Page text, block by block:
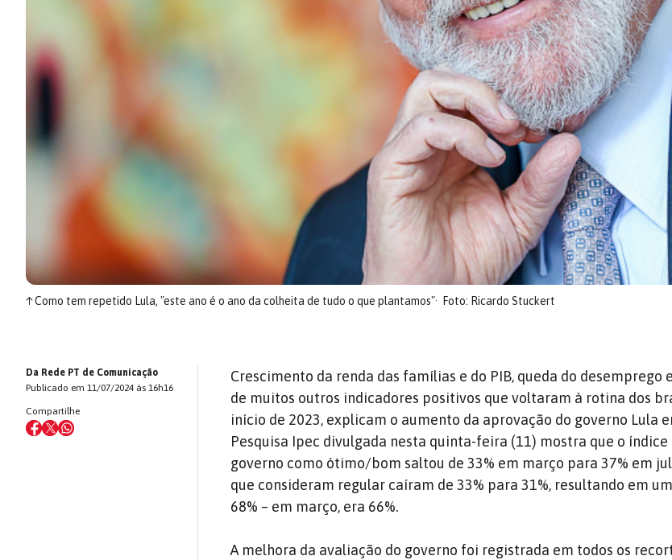
↑Como tem repetido Lula, "este ano é o ano da colheita de tudo o que plantamos" Foto: Ricardo Stuckert
Da Rede PT de Comunicação
Publicado em 11/07/2024 às 16h16
Compartilhe
Crescimento da renda das famílias e do PIB, queda do desemprego
de muitos outros indicadores positivos que voltaram à rotina dos
início de 2023, explicam o aumento da aprovação do governo Lula
Pesquisa Ipec divulgada nesta quinta-feira (11) mostra que o índice
governo como ótimo/bom saltou de 33% em março para 37% em
que consideram regular caíram de 33% para 31%, resultando em
68% – em março, era 66%.
A melhora da avaliação do governo foi registrada em todos os